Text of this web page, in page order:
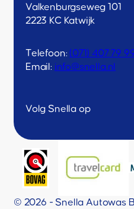
Valkenburgseweg 101
2223 KC Katwijk
Telefoon:(071) 407 79
Email: info@snella.nl
Volg Snella op
© 2026 - Snella Autowas